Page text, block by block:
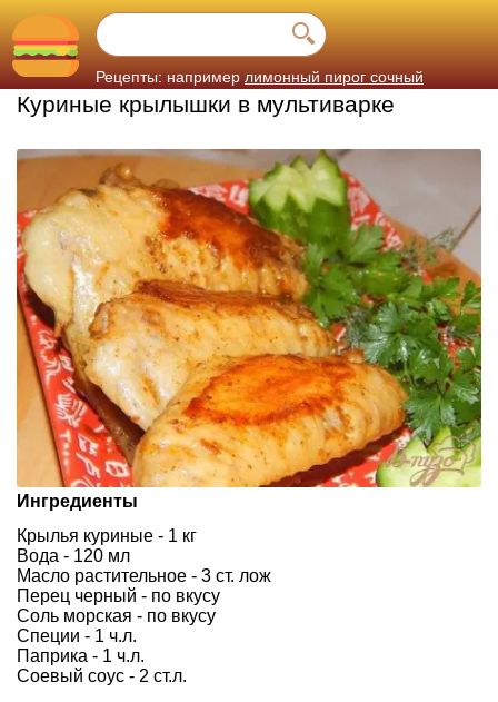
Рецепты: например лимонный пирог сочный
Куриные крылышки в мультиварке
Ингредиенты
Крылья куриные - 1 кг
Вода - 120 мл
Масло растительное - 3 ст. лож
Перец черный - по вкусу
Соль морская - по вкусу
Специи - 1 ч.л.
Паприка - 1 ч.л.
Соевый соус - 2 ст.л.